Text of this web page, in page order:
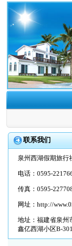
联系我们
泉州西湖假期旅行
电话：0595-
传真：0595-
网址： http://
地址：福建省泉州
鑫亿西湖小区B-